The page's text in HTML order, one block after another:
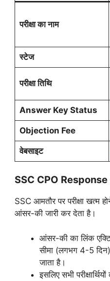
परीक्षा का नाम
स्टेज
परीक्षा तिथि
Answer Key Status
Objection Fee
वेबसाइट
SSC CPO
SSC आमतौर पर परीक्षा खत्म
आंसर-की जारी कर देता है।
आंसर-की का लिंक
सीमा (लगभग 4-5
जाता है।
इसलिए सभी